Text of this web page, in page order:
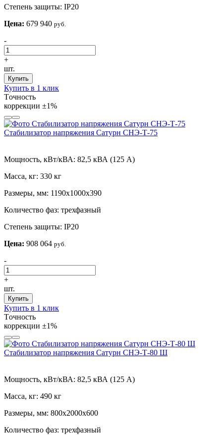
Степень защиты: IP20
Цена: 679 940 руб.
-
+
шт.
Купить
Купить в 1 клик
Tочность
коррекции ±1%
Стабилизатор напряжения Сатурн СНЭ-Т-75
Мощность, кВт/кВА: 82,5 кВА (125 А)
Масса, кг: 330 кг
Размеры, мм: 1190х1000х390
Количество фаз: трехфазный
Степень защиты: IP20
Цена: 908 064 руб.
-
+
шт.
Купить
Купить в 1 клик
Tочность
коррекции ±1%
Стабилизатор напряжения Сатурн СНЭ-Т-80 Ш
Мощность, кВт/кВА: 82,5 кВА (125 А)
Масса, кг: 490 кг
Размеры, мм: 800х2000х600
Количество фаз: трехфазный